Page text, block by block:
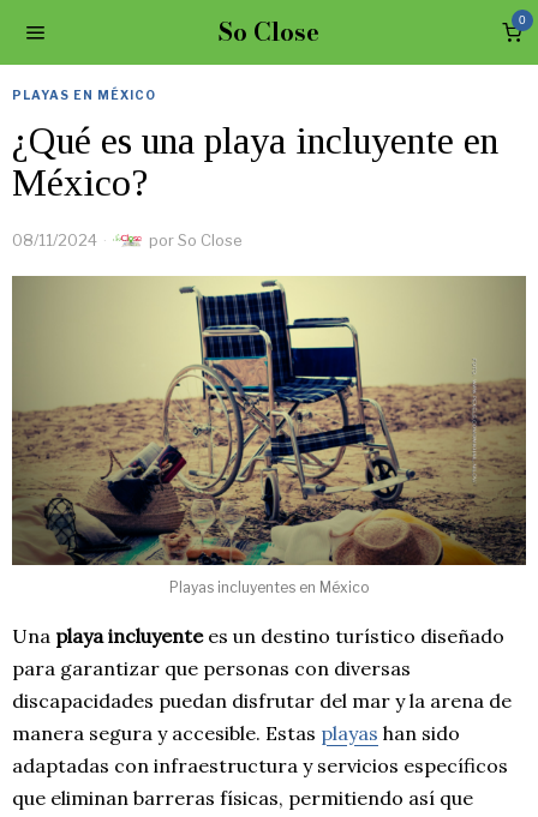
So Close 0
PLAYAS EN MÉXICO
¿Qué es una playa incluyente en
México?
08/11/2024 porSo Close
Playas incluyentes en México
Una playa incluyentees un destino turístico diseñado
para garantizar que personas con diversas
discapacidades puedan disfrutar del mar y la arena de
manera segura y accesible. Estas playas han sido
adaptadas con infraestructura y servicios específicos
que eliminan barreras físicas, permitiendo así que